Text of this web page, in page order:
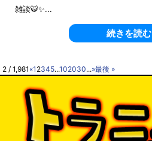
雑談🐯✨...
続きを読む
2 / 1,981 «1 2345...102030...»最後 »